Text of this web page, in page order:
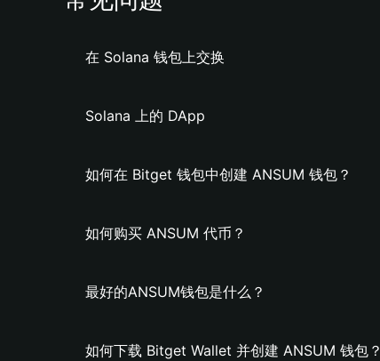
在 Solana 钱包上交换
Solana 上的 DApp
如何在 Bitget 钱包中创建 ANSUM 钱包？
如何购买 ANSUM 代币？
最好的ANSUM钱包是什么？
如何下载 Bitget Wallet 并创建 ANSUM 钱包？